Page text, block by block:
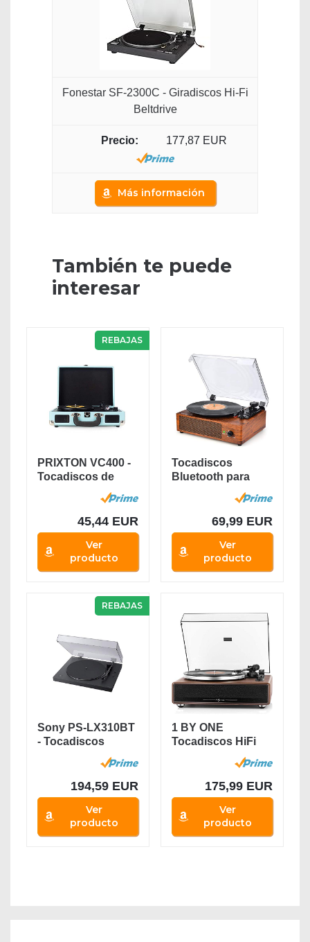
Fonestar SF-2300C - Giradiscos Hi-Fi
Beltdrive
177,87 EUR
Más información
También te puede
interesar
REBAJAS
PRIXTON VC400 -
Tocadiscos de
Vinilo Vintage,...
45,44 EUR
Ver
producto
Tocadiscos
Bluetooth para
Discos de Vinilo...
69,99 EUR
Ver
producto
REBAJAS
Sony PS-LX310BT
- Tocadiscos
(Conectividad...
194,59 EUR
Ver
producto
1 BY ONE
Tocadiscos HiFi
175,99 EUR
Ver
producto